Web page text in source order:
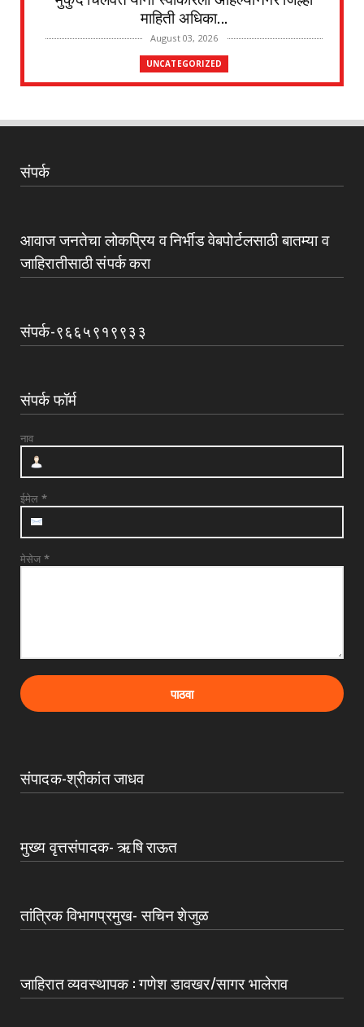
माहिती अधिका...
August 03, 2026
UNCATEGORIZED
देवळाली प्रवरा येथील विधिज्ञ ॲड. प्रकाश संसारे
August 03, 2026
देवळाली प्रवरा येथील नर्मदाबाई चोथे यांचे
UNCATEGORIZED
दत्तनगर येथे महाराजस्व समाधान शिबिराचे आयोजन
देवळाली प्रवरात उद्या बुधवारी श्री समर्थ बाबुराव
पाटील महारा...
संपर्क
आवाज जनतेचा लोकप्रिय व निर्भीड वेबपोर्टलसाठी बातम्या व
जाहिरातीसाठी संपर्क करा
संपर्क-९६६५९१९९३३
संपर्क फॉर्म
नाव
ईमेल *
मेसेज *
संपादक-श्रीकांत जाधव
मुख्य वृत्तसंपादक- ऋषि राऊत
तांत्रिक विभागप्रमुख- सचिन शेजुळ
जाहिरात व्यवस्थापक : गणेश डावखर/सागर भालेराव